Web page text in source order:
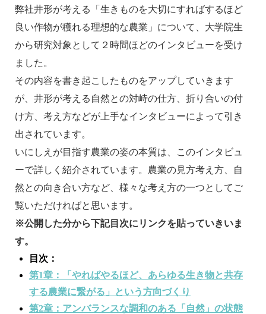
弊社井形が考える「生きものを大切にすればするほど
良い作物が穫れる理想的な農業」について、大学院生
から研究対象として２時間ほどのインタビューを受け
ました。
その内容を書き起こしたものをアップしていきます
が、井形が考える自然との対峙の仕方、折り合いの付
け方、考え方などが上手なインタビューによって引き
出されています。
いにしえが目指す農業の姿の本質は、このインタビュ
ーで詳しく紹介されています。農業の見方考え方、自
然との向き合い方など、様々な考え方の一つとしてご
覧いただければと思います。
※公開した分から下記目次にリンクを貼っていきいま
す。
目次：
第1章：「やればやるほど、あらゆる生き物と共存
する農業に繋がる」という方向づくり
第2章：アンバランスな調和のある「自然」の状態